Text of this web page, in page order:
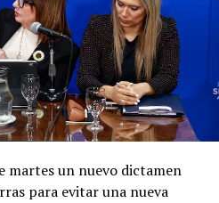
argentino asistirá a la
presidente electo de
continuar afianzando las
sintonía política con los
sus ideas, en una
que la política exterior
"exclusivamente por la
la soberanía y el mandato
martes un nuevo dictamen
para evitar una nueva